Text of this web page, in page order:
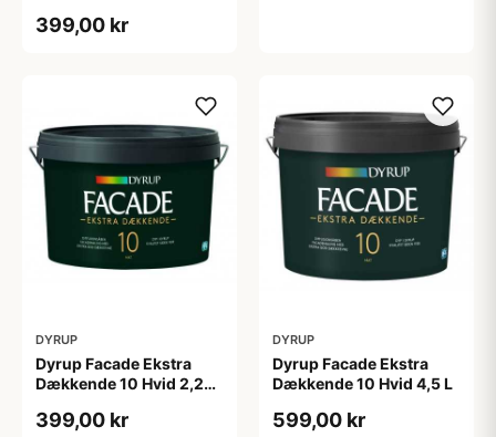
399,00 kr
DYRUP
Dyrup Facade Ekstra
Dækkende 10 Hvid 2,25
399,00 kr
DYRUP
Dyrup Facade Ekstra
Dækkende 10 Hvid 4,5 L
599,00 kr